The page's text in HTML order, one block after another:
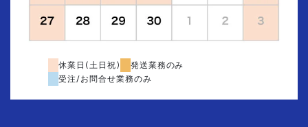
休業日(土日祝)
発送業務のみ
受注/お問合せ業務のみ